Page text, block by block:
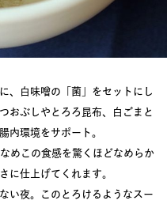
、白味噌の「菌」をセットにし
おぶしやとろろ昆布、白ごまと
内環境をサポート。
めこの食感を驚くほどなめらか
に仕上げてくれます。
い夜。このとろけるようなスー